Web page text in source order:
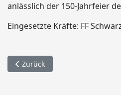
anlässlich der 150-Jahrfeier
Eingesetzte Kräfte: FF
Vorheriger Beitrag: 074.
Zurück